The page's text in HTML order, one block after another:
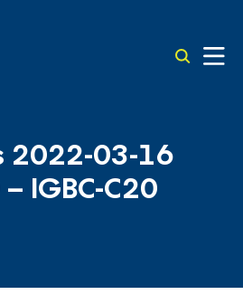
2022-03-16
IGBC-C20